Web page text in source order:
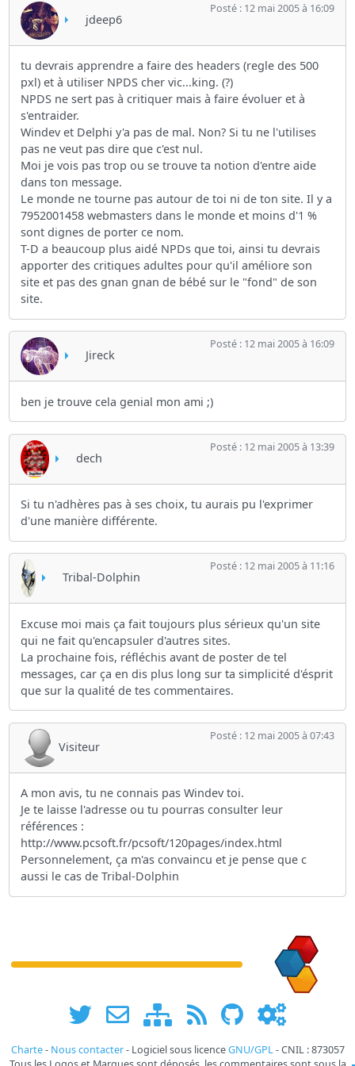
jdeep6
Posté : 12 mai 2005 à 16:09
tu devrais apprendre a faire des headers (regle des 500
pxl) et à utiliser NPDS cher vic...king. (?)
NPDS ne sert pas à critiquer mais à faire évoluer et à
s'entraider.
Windev et Delphi y'a pas de mal. Non? Si tu ne l'utilises
pas ne veut pas dire que c'est nul.
Moi je vois pas trop ou se trouve ta notion d'entre aide
dans ton message.
Le monde ne tourne pas autour de toi ni de ton site. Il y a
7952001458 webmasters dans le monde et moins d'1 %
sont dignes de porter ce nom.
T-D a beaucoup plus aidé NPDs que toi, ainsi tu devrais
apporter des critiques adultes pour qu'il améliore son
site et pas des gnan gnan de bébé sur le "fond" de son
site.
Jireck
Posté : 12 mai 2005 à 16:09
ben je trouve cela genial mon ami ;)
dech
Posté : 12 mai 2005 à 13:39
Si tu n'adhères pas à ses choix, tu aurais pu l'exprimer
d'une manière différente.
Tribal-Dolphin
Posté : 12 mai 2005 à 11:16
Excuse moi mais ça fait toujours plus sérieux qu'un site
qui ne fait qu'encapsuler d'autres sites.
La prochaine fois, réfléchis avant de poster de tel
messages, car ça en dis plus long sur ta simplicité d'ésprit
que sur la qualité de tes commentaires.
Visiteur
Posté : 12 mai 2005 à 07:43
A mon avis, tu ne connais pas Windev toi.
Je te laisse l'adresse ou tu pourras consulter leur
références :
http://www.pcsoft.fr/pcsoft/120pages/index.html
Personnelement, ça m'as convaincu et je pense que c
aussi le cas de Tribal-Dolphin
Charte- Nous contacter- Logiciel sous licenceGNU/GPL- CNIL : 873057